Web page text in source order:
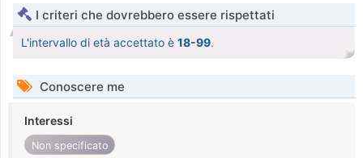
I criteri che dovrebbero essere rispettati
L'intervallo di età accettato è 18-99.
Conoscere me
Interessi
Non specificato